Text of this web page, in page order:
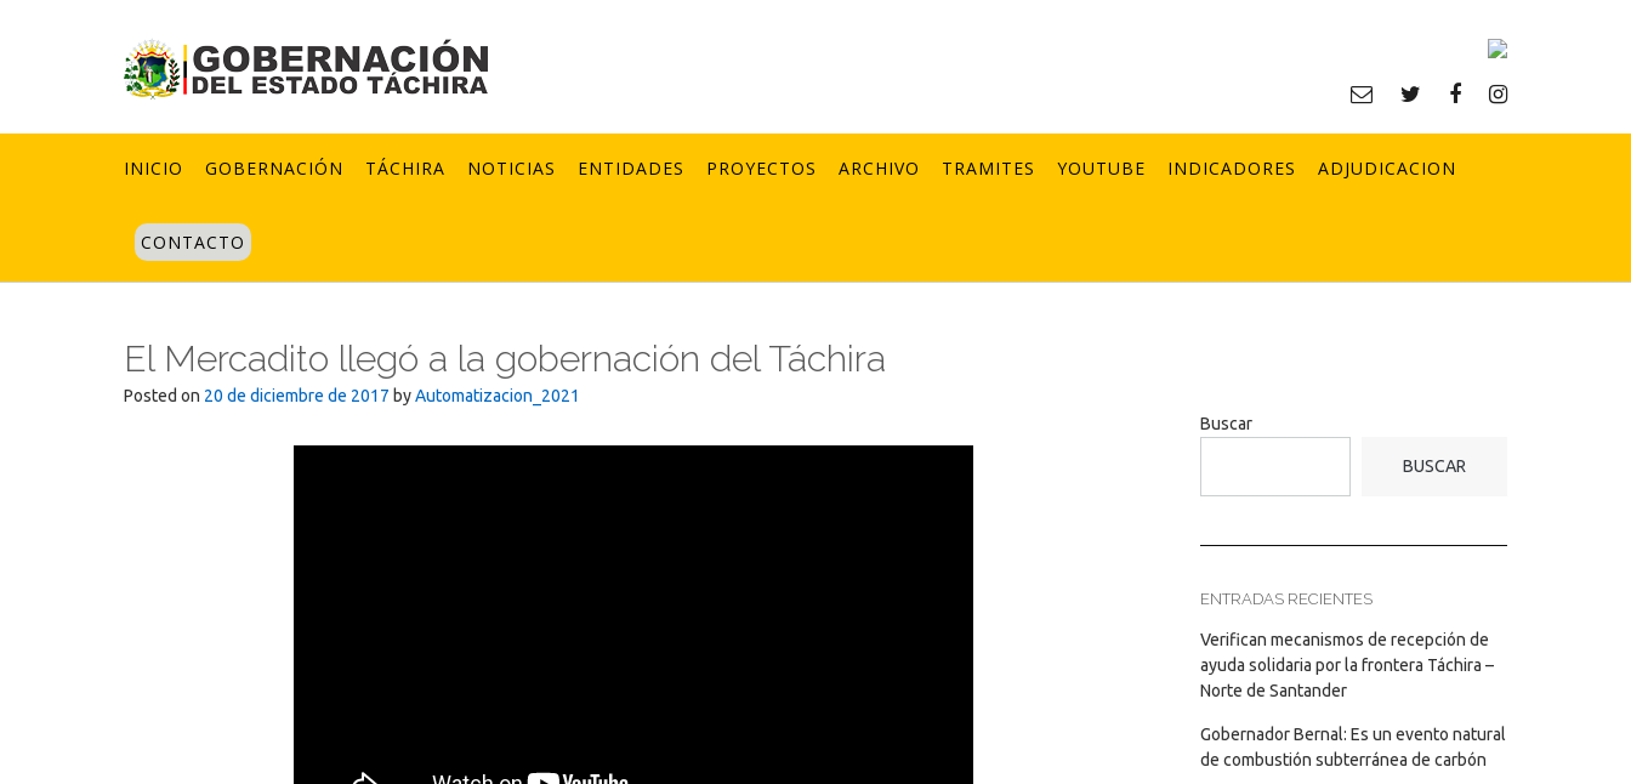
INICIO GOBERNACIÓN TÁCHIRA NOTICIAS ENTIDADES PROYECTOS ARCHIVO TRAMITES YOUTUBE INDICADORES ADJUDICACION
CONTACTO
El Mercadito llegó a la gobernación del Táchira
Posted on 20 de diciembre de 2017 byAutomatizacion_2021
Buscar
BUSCAR
ENTRADAS RECIENTES
Verifican mecanismos de recepción de
ayuda solidaria por la frontera Táchira –
Norte de Santander
Gobernador Bernal: Es un evento natural
de combustión subterránea de carbón